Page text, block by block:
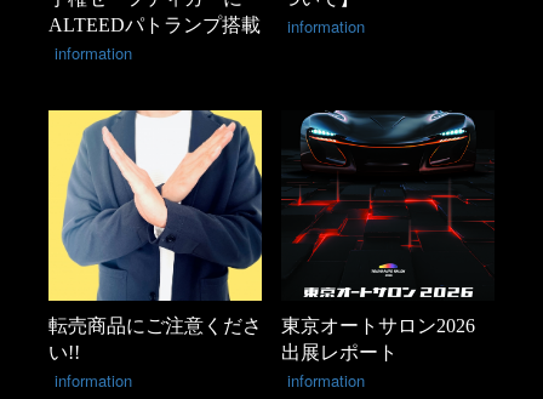
ALTEEDパトランプ搭載
information
information
転売商品にご注意くださ
い!!
information
東京オートサロン2026
出展レポート
information